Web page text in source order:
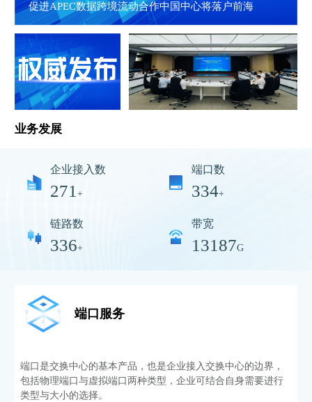
促进APEC数据跨境流动合作中国中心将落户前海
业务发展
企业接入数
271 +
端口数
334+
链路数
336+
带宽
13187G
端口服务
端口是交换中心的基本产品，也是企业接入交换中心的边界，
包括物理端口与虚拟端口两种类型，企业可结合自身需要进行
类型与大小的选择。